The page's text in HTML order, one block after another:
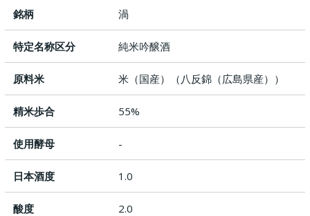
銘柄 渦
特定名称区分 純米吟醸酒
原料米 米（国産）（八反錦（広島県産））
精米歩合 55%
使用酵母 -
日本酒度 1.0
酸度 2.0